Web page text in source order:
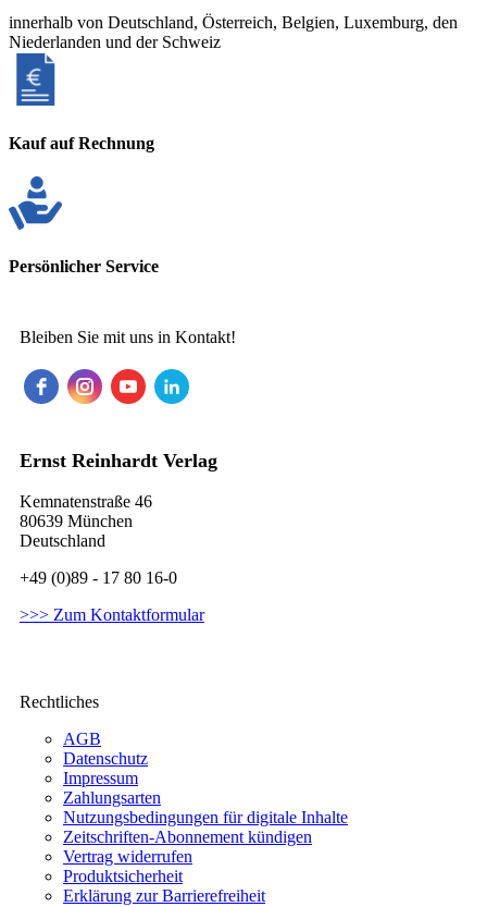
innerhalb von Deutschland, Österreich, Belgien, Luxemburg, den
Niederlanden und der Schweiz
Kauf auf Rechnung
Persönlicher Service
Bleiben Sie mit uns in Kontakt!
Ernst Reinhardt Verlag
Kemnatenstraße 46
80639 München
Deutschland
+49 (0)89 - 17 80 16-0
>>> Zum Kontaktformular
Rechtliches
AGB
Datenschutz
Impressum
Zahlungsarten
Nutzungsbedingungen für digitale Inhalte
Zeitschriften-Abonnement kündigen
Vertrag widerrufen
Produktsicherheit
Erklärung zur Barrierefreiheit